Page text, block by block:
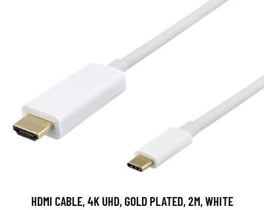
HDMI CABLE, 4K UHD, GOLD PLATED, 2M, WHITE